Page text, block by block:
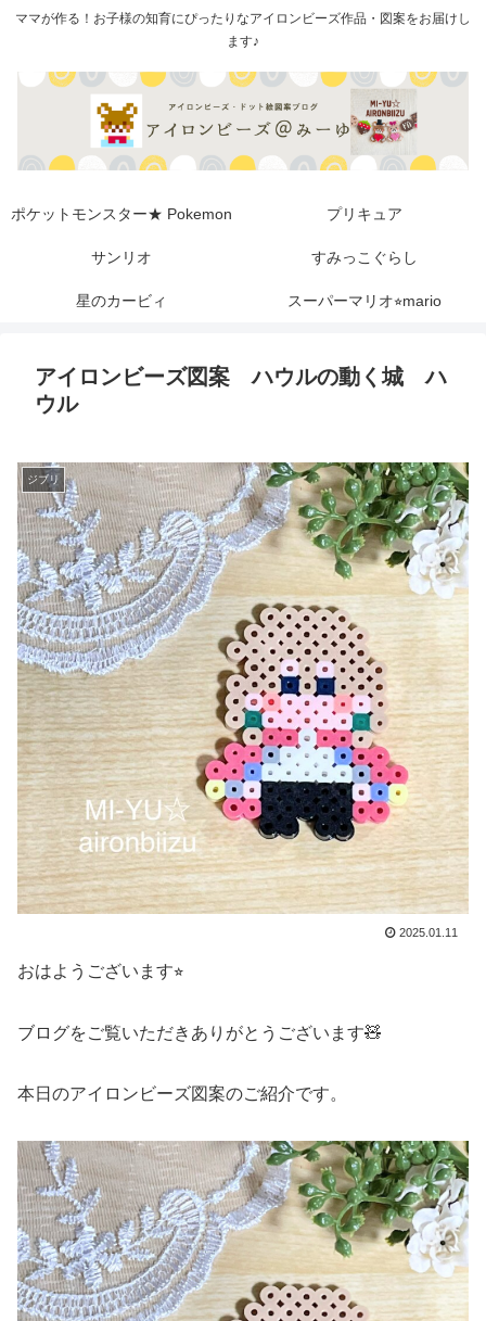
ママが作る！お子様の知育にぴったりなアイロンビーズ作品・図案をお届けし
ます♪
ポケットモンスター★ Pokemon プリキュア
サンリオ すみっこぐらし
星のカービィ スーパーマリオ⭐︎mario
アイロンビーズ図案 ハウルの動く城 ハ
ウル
ジブリ
2025.01.11
おはようございます⭐︎
ブログをご覧いただきありがとうございます🧸
本日のアイロンビーズ図案のご紹介です。